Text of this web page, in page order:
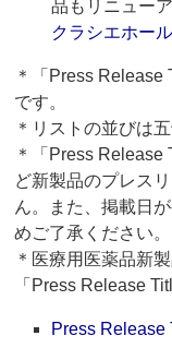
品もリニュー
クラシエホー
＊「Press Release
です。
＊リストの並びは
＊「Press Release
ど新製品のプレス
ん。また、掲載日
めご了承ください。
＊医療用医薬品新
「Press Release
Press Release